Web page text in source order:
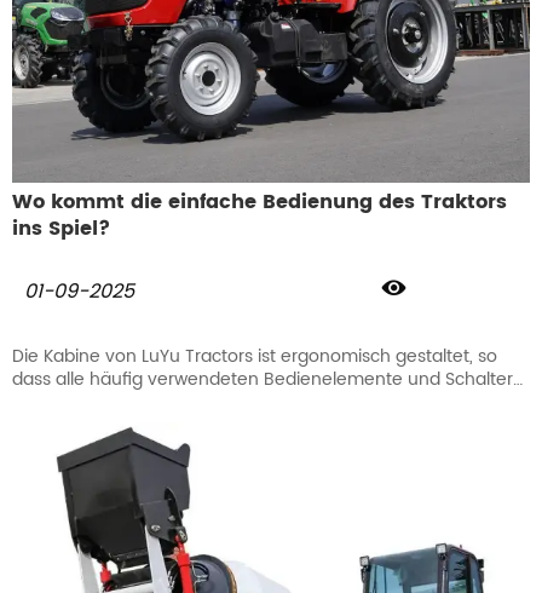
Wo kommt die einfache Bedienung des Traktors
ins Spiel?
01-09-2025

Die Kabine von LuYu Tractors ist ergonomisch gestaltet, so
dass alle häufig verwendeten Bedienelemente und Schalter